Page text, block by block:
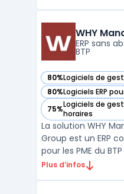
croissance,
...
WHY
ERP sans
BTP
80%Logiciels de
— voir WHY
80%Logiciels ERP
— voir WHY
75%Logiciels de
horaires
— voir WHY
La solution WHY
Group est un ERP
pour les PME du
logiciel offre une
Plus d’infos